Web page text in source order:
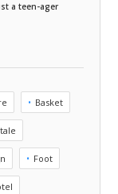
a teen-ager
Basket
Foot